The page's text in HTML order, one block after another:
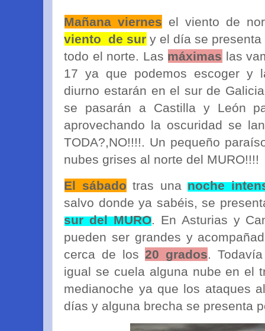
Mañana viernes el viento de
viento de sur y el día se
todo el norte. Las máximas las
17 ya que podemos escoger y
diurno estarán en el sur de
se pasarán a Castilla y León
aprovechando la oscuridad se
TODA?,NO!!!!. Un pequeño
nubes grises al norte del MURO!!!!
El sábado tras unanoche
salvo donde ya sabéis, se
sur del MURO. En Asturias y
pueden ser grandes y
cerca de los20 grados.
igual se cuela alguna nube en el
medianoche ya que los ataques
días y alguna brecha se presenta